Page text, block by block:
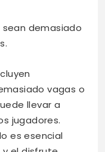
sean demasiado
vagas o
llevar a
jugadores.
es esencial